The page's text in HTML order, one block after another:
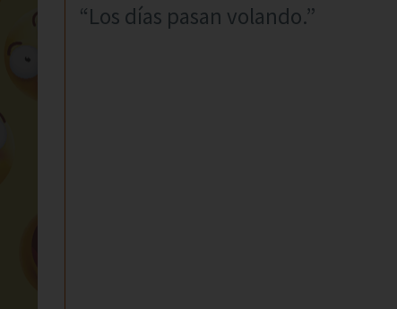
“Los días pasan volando.”